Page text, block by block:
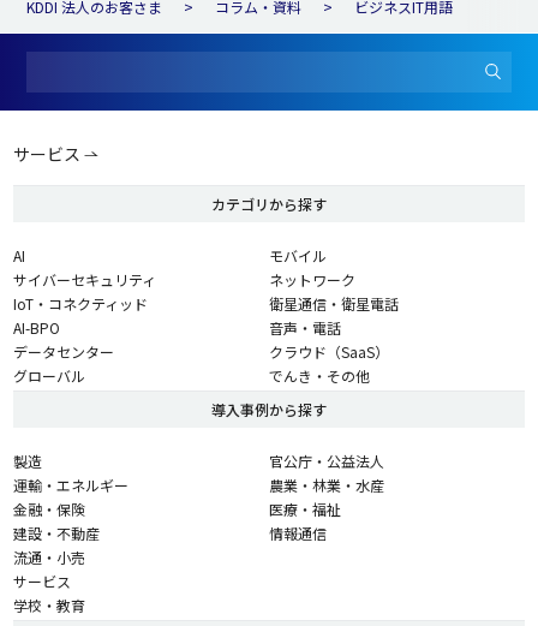
KDDI 法人のお客さま コラム・資料 ビジネスIT用語
サービス
カテゴリから探す
AI
サイバーセキュリティ
IoT・コネクティッド
AI-BPO
データセンター
グローバル
モバイル
ネットワーク
衛星通信・衛星電話
音声・電話
クラウド（SaaS）
でんき・その他
導入事例から探す
製造
運輸・エネルギー
金融・保険
建設・不動産
流通・小売
サービス
学校・教育
官公庁・公益法人
農業・林業・水産
医療・福祉
情報通信